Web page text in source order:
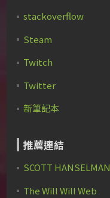
stackoverflow
Steam
Twitch
Twitter
新筆記本
推薦連結
SCOTT HANSELMAN
The Will Will Web